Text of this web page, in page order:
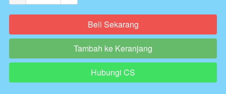
`Beli Sekarang
`
Tambah ke Keranjang
`Hubungi CS